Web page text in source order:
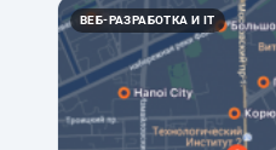
ВЕБ-РАЗРАБОТКА И IT